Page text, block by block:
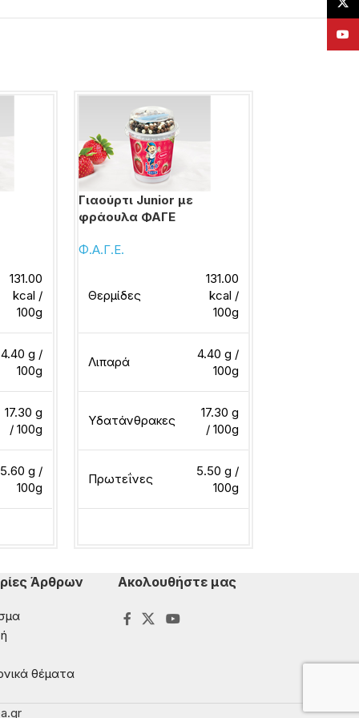
131.00
kcal /
100g
4.40 g /
100g
17.30 g
/ 100g
5.60 g /
100g
Γιαούρτι Junior με
φράουλα ΦΑΓΕ
Φ.Α.Γ.Ε.
Θερμίδες
131.00
kcal /
100g
Λιπαρά
4.40 g /
100g
Υδατάνθρακες
17.30 g
/ 100g
Πρωτεΐνες
5.50 g /
100g
Άρθρων
θέματα
Ακολουθήστε μας